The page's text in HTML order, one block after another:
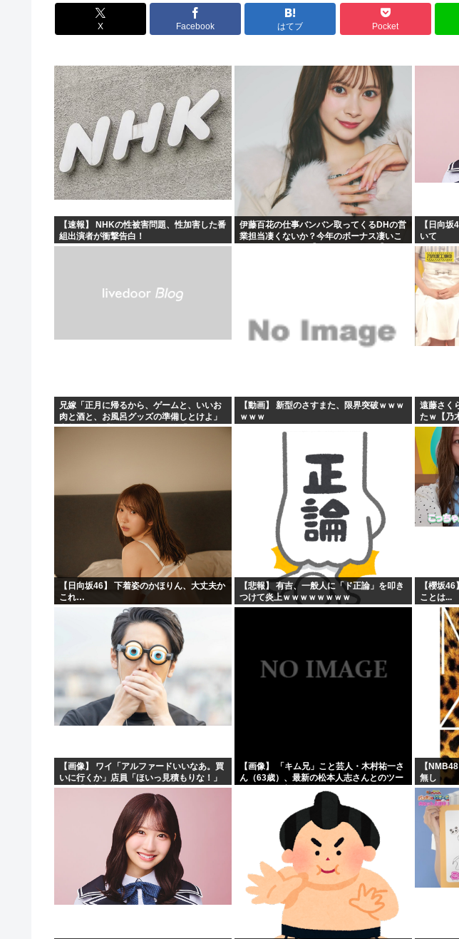
【画像】ひなこのーと作者、またも一線を超える(朝活～くぱ...
【速報】NHKの性被害問題、性加害した番組出演者が衝撃告...
円は年末149円へ、BofA予想修正 協調介入に加え日銀...
【消費減税】日本の社会保障、岐路に 財源5兆円見通し立た...
高市「永住許可が出たら生活保護貰おうなんて外国人が増えて...
最近の若年、芸能人を全然知らないwww
秋田にアラブが2兆円の投資決定
イランがホルムズ海峡を通航する全商船に7%の通航料を課す...
【悲報】ちいかわ原作セイレーン編リアルタイム勢「つまんね...
ワイの昼飯見て
X Facebook はてブ Pocket
【速報】 NHKの性被害問題、性加害した番
組出演者が衝撃告白！
伊藤百花の仕事バンバン取ってくるDHの営
業担当凄くないか？今年のボーナス凄いこ
【日向
いて
兄嫁「正月に帰るから、ゲームと、いいお
肉と酒と、お風呂グッズの準備しとけよ」
寝起きの私「知るかボケ」兄嫁「キィィィ
【動画】 新型のさすまた、限界突破ｗｗｗ
ｗｗｗ
遠藤さく
たｗ【乃
【日向坂46】 下着姿のかほりん、大丈夫か
これ…
【悲報】 有吉、一般人に「ド正論」を叩き
つけて炎上ｗｗｗｗｗｗｗｗ
【櫻坂
ことは...
【画像】 ワイ「アルファードいいなあ。買
いに行くか」店員「ほいっ見積もりな！」
ワイ「金額おかしくね？」←お前らもそう
思うよな？？？？？
【画像】 「キム兄」こと芸人・木村祐一さ
ん（63歳）、最新の松本人志さんとのツー
ショットが完全に別人だとネット騒然！
「マジで誰かわからん」...
【
無し